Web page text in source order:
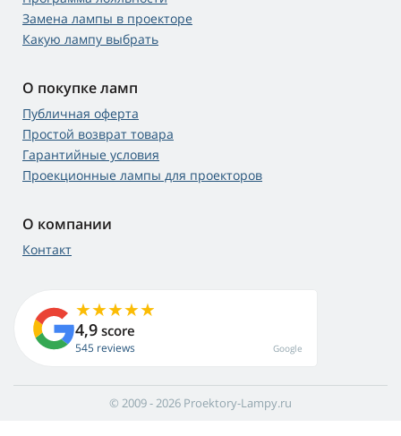
Замена лампы в проекторе
Какую лампу выбрать
О покупке ламп
Публичная оферта
Простой возврат товара
Гарантийные условия
Проекционные лампы для проекторов
О компании
Контакт
4,9 score
545 reviews Google
© 2009 - 2026 Proektory-Lampy.ru